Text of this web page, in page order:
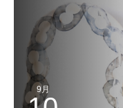
9月